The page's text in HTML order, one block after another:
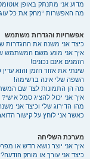
מדוע אני מתנתק באופן
מה האפשרות “מחק את כל
אפשרויות והגדרות משתמש
כיצד אני משנה את ההגדרות
איך אני מונע משם המשתמש
הזמנים אינם נכונים!
שינתי את אזור הזמן והוא
השפה שלי אינה ברשימה!
מה הן התמונות לצד שם
איך אני יכול להציג סמל אישי?
מהו הדירוג שלי וכיצד אני
כאשר אני לוחץ על קישור
מערכת השליחה
איך אני יוצר נושא חדש או
כיצד אני עורך או מוחק הודעה?